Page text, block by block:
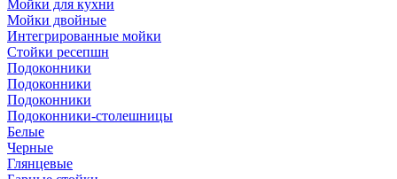
Мойки для кухни
Мойки двойные
Интегрированные мойки
Стойки ресепшн
Подоконники
Подоконники
Подоконники
Подоконники-столешницы
Белые
Черные
Глянцевые